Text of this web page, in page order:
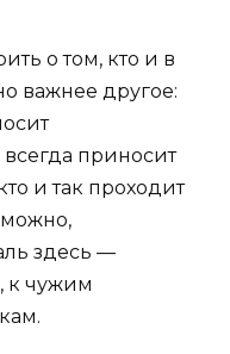
о том, кто и в
важнее другое:
всегда приносит
и так проходит
здесь —
к чужим